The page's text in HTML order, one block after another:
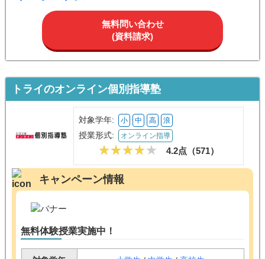
無料問い合わせ
(資料請求)
トライのオンライン個別指導塾
対象学年: 小 中 高 浪
授業形式: オンライン指導
4.2点（571）
キャンペーン情報
無料体験授業実施中！